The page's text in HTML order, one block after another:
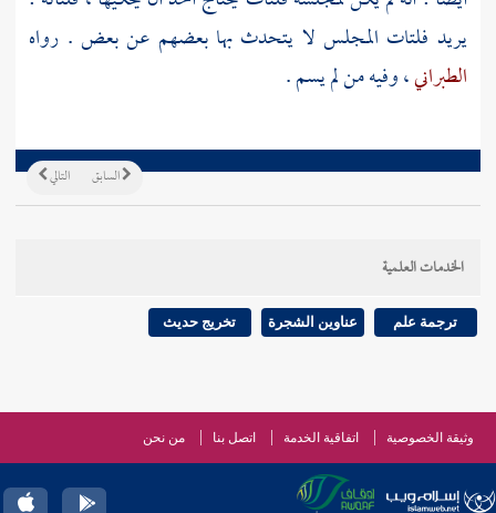
يريد فلتات المجلس لا يتحدث بها بعضهم عن بعض . رواه
الطبراني، وفيه من لم يسم .
التالي السابق
الخدمات العلمية
ترجمة علم عناوين الشجرة تخريج حديث
وثيقة الخصوصية اتفاقية الخدمة اتصل بنا من نحن